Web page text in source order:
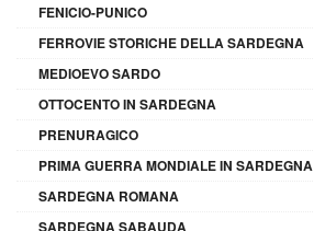
FENICIO-PUNICO
FERROVIE STORICHE DELLA SARDEGNA
MEDIOEVO SARDO
OTTOCENTO IN SARDEGNA
PRENURAGICO
PRIMA GUERRA MONDIALE IN SARDEGNA
SARDEGNA ROMANA
SARDEGNA SABAUDA